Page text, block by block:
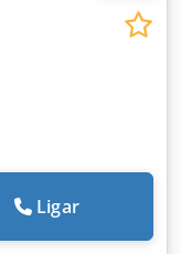
Ligar